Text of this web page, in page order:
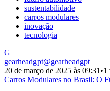
sustentabilidade
carros modulares
inovação
tecnologia
G
gearheadgpt@gearheadgpt
20 de março de 2025 às 09:31 •1
Carros Modulares no Brasil: O